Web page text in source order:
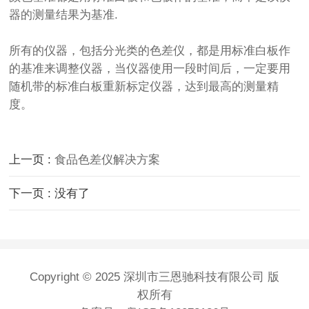
器的测量结果为基准.
所有的仪器，包括分光类的色差仪，都是用标准白板作
的基准来调整仪器，当仪器使用一段时间后，一定要用
随机带的标准白板重新标定仪器，达到最高的测量精
度。
上一页 :食品色差仪解决方案
下一页 : 没有了
Copyright © 2025 深圳市三恩驰科技有限公司 版
权所有